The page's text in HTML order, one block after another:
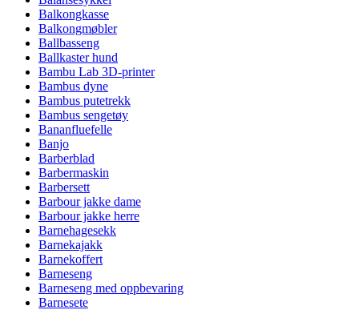
Balkongkasse
Balkongmøbler
Ballbasseng
Ballkaster hund
Bambu Lab 3D-printer
Bambus dyne
Bambus putetrekk
Bambus sengetøy
Bananfluefelle
Banjo
Barberblad
Barbermaskin
Barbersett
Barbour jakke dame
Barbour jakke herre
Barnehagesekk
Barnekajakk
Barnekoffert
Barneseng
Barneseng med oppbevaring
Barnesete